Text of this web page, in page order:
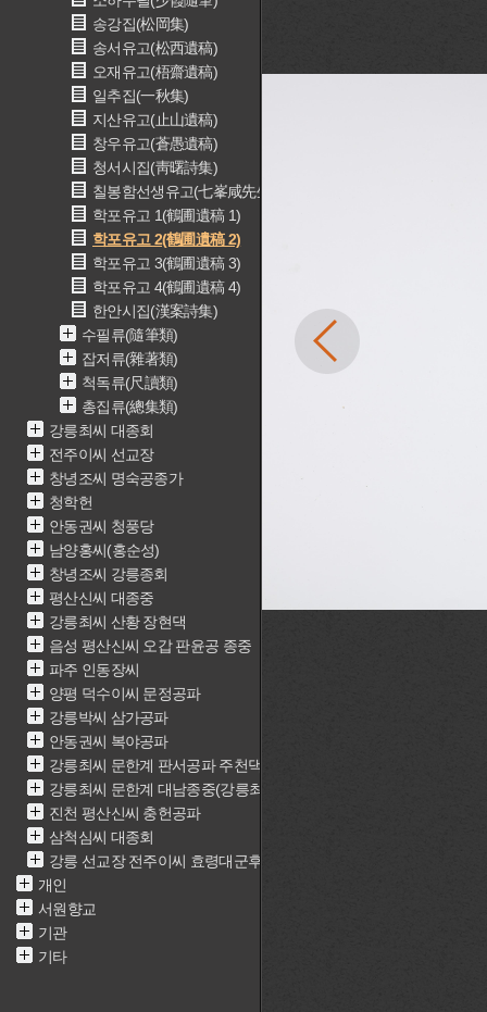
송강집(松岡集)
송서유고(松西遺稿)
오재유고(梧齋遺稿)
일추집(一秋集)
지산유고(止山遺稿)
창우유고(蒼愚遺稿)
청서시집(靑曙詩集)
칠봉함선생유고(七峯咸先生遺稿)
학포유고 1(鶴圃遺稿 1)
학포유고 2(鶴圃遺稿 2)
학포유고 3(鶴圃遺稿 3)
학포유고 4(鶴圃遺稿 4)
한안시집(漢案詩集)
수필류(隨筆類)
잡저류(雜著類)
척독류(尺讀類)
총집류(總集類)
강릉최씨 대종회
전주이씨 선교장
창녕조씨 명숙공종가
청학헌
안동권씨 청풍당
남양홍씨(홍순성)
창녕조씨 강릉종회
평산신씨 대종중
강릉최씨 산황 장현댁
음성 평산신씨 오갑 판윤공 종중
파주 인동장씨
양평 덕수이씨 문정공파
강릉박씨 삼가공파
안동권씨 복야공파
강릉최씨 문한계 판서공파 주천댁(최근중)
강릉최씨 문한계 대남종중(강릉최씨 문한계 재실)
진천 평산신씨 충헌공파
삼척심씨 대종회
강릉 선교장 전주이씨 효령대군후손가
개인
서원향교
기관
기타